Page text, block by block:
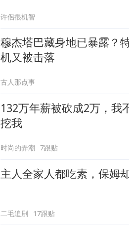
许侶很机智
穆杰塔巴藏身地已暴露？
机又被击落
古人那点事
132万年薪被砍成2万，我
挖我
时尚的弄潮 7跟贴
主人全家人都吃素，保姆
二毛追剧 17跟贴